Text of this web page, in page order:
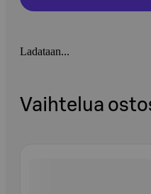
Ladataan...
Vaihtelua